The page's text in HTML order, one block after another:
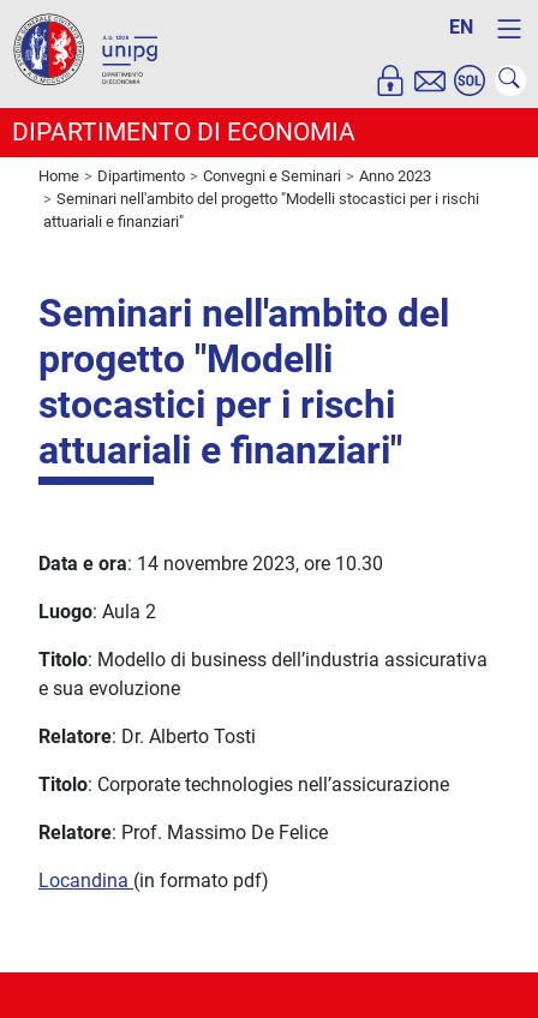
EN
DIPARTIMENTO DI ECONOMIA
Home Dipartimento Convegni e Seminari
Anno 2023
Seminari nell'ambito del progetto "Modelli stocastici per i rischi
attuariali e finanziari"
Seminari nell'ambito del
progetto "Modelli
stocastici per i rischi
attuariali e finanziari"
Data e ora: 14 novembre 2023, ore 10.30
Luogo: Aula 2
Titolo: Modello di business dell’industria assicurativa
e sua evoluzione
Relatore: Dr. Alberto Tosti
Titolo: Corporate technologies nell’assicurazione
Relatore: Prof. Massimo De Felice
Locandina (in formato pdf)